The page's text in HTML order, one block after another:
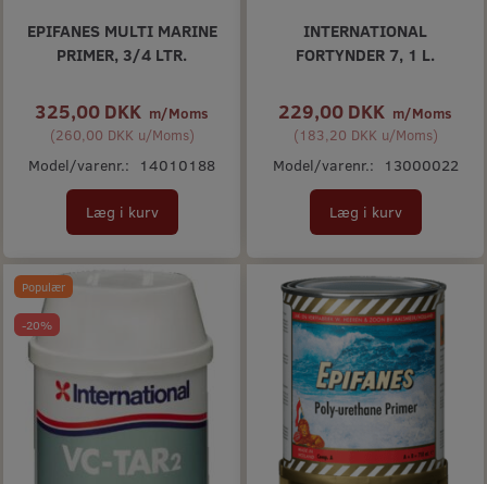
EPIFANES MULTI MARINE
PRIMER, 3/4 LTR.
325,00 DKK m/Moms
(260,00 DKK u/Moms)
Model/varenr.: 14010188
Læg i kurv
INTERNATIONAL
FORTYNDER 7, 1 L.
229,00 DKK m/Moms
(183,20 DKK u/Moms)
Model/varenr.: 13000022
Læg i kurv
Populær
-20%